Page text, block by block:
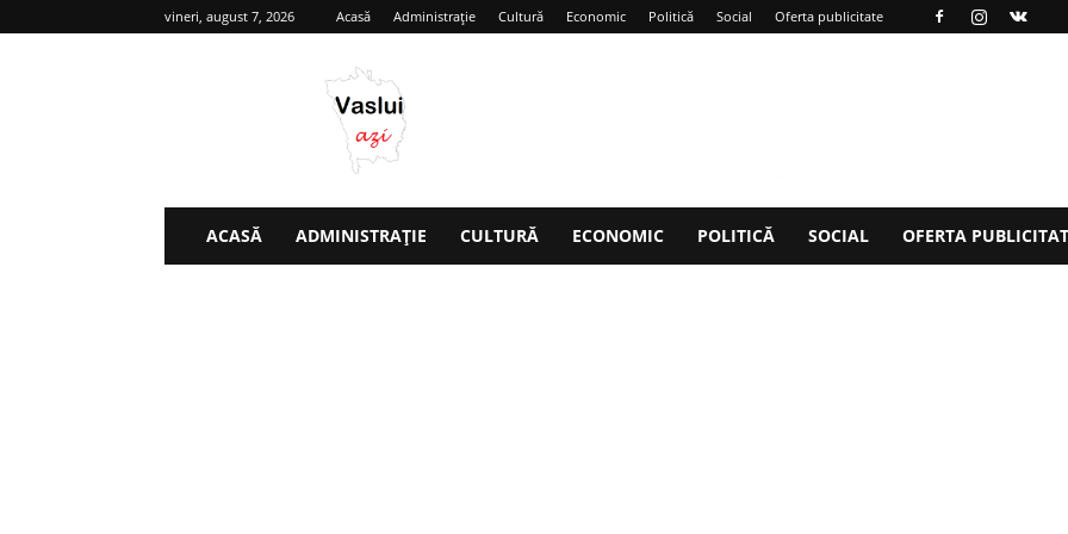
vineri, august 7, 2026 Acasă Administrație Cultură Economic Politică Social Oferta publicitate
ACASĂ ADMINISTRAȚIE CULTURĂ ECONOMIC POLITICĂ SOCIAL OFERTA